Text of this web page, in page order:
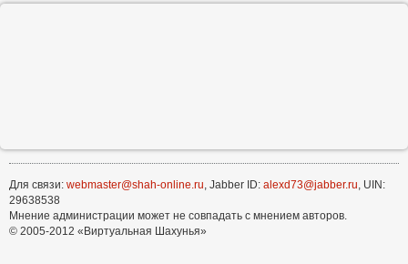
Для связи: webmaster@shah-online.ru, Jabber ID: alexd73@jabber.ru, UIN:
29638538
Мнение администрации может не совпадать с мнением авторов.
© 2005-2012 «Виртуальная Шахунья»